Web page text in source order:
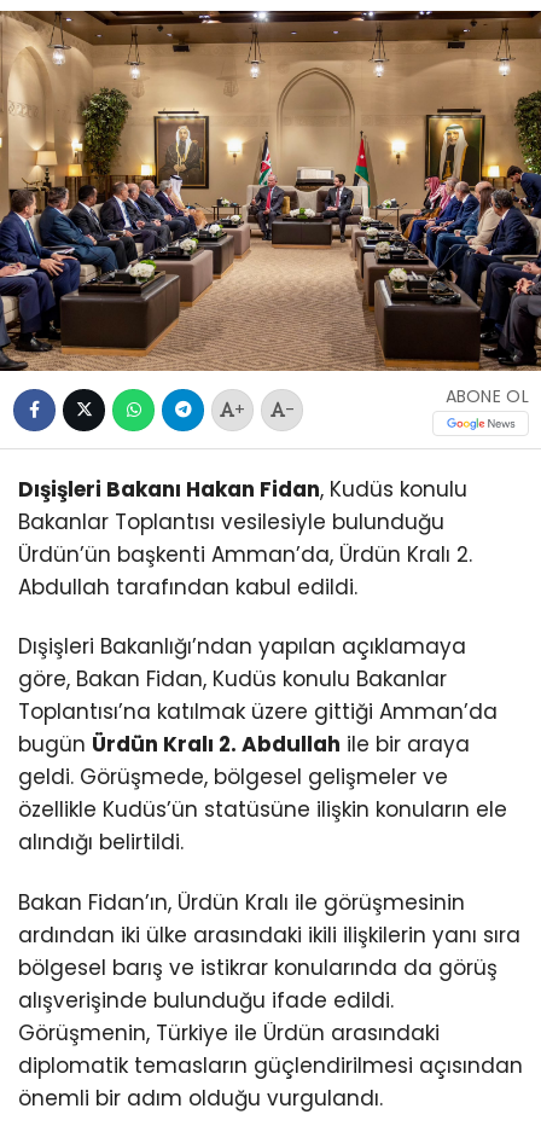
+ -
ABONE OL
Dışişleri Bakanı Hakan Fidan, Kudüs konulu
Bakanlar Toplantısı vesilesiyle bulunduğu
Ürdün’ün başkenti Amman’da, Ürdün Kralı 2.
Abdullah tarafından kabul edildi.
Dışişleri Bakanlığı’ndan yapılan açıklamaya
göre, Bakan Fidan, Kudüs konulu Bakanlar
Toplantısı’na katılmak üzere gittiği Amman’da
bugün Ürdün Kralı 2. Abdullah ile bir araya
geldi. Görüşmede, bölgesel gelişmeler ve
özellikle Kudüs’ün statüsüne ilişkin konuların ele
alındığı belirtildi.
Bakan Fidan’ın, Ürdün Kralı ile görüşmesinin
ardından iki ülke arasındaki ikili ilişkilerin yanı sıra
bölgesel barış ve istikrar konularında da görüş
alışverişinde bulunduğu ifade edildi.
Görüşmenin, Türkiye ile Ürdün arasındaki
diplomatik temasların güçlendirilmesi açısından
önemli bir adım olduğu vurgulandı.